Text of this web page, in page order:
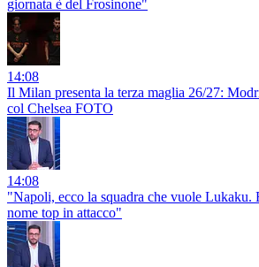
giornata è del Frosinone"
14:08
Il Milan presenta la terza maglia 26/27:
col Chelsea FOTO
14:08
"Napoli, ecco la squadra che vuole Lukaku.
nome top in attacco"